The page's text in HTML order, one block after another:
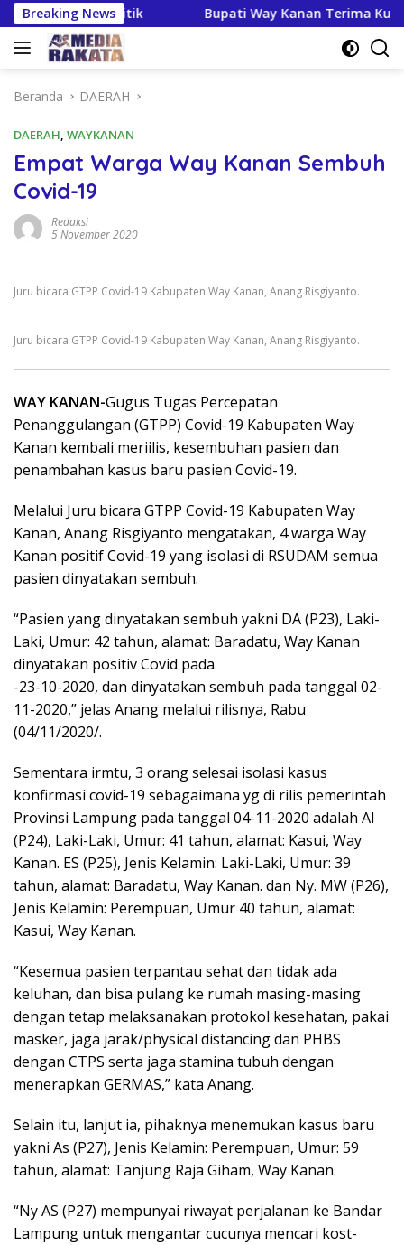
Langsung
ke
konten
Breaking News
Politik Bupati Way Kanan Terima Kunker
Beranda DAERAH
DAERAH, WAYKANAN
Empat Warga Way Kanan Sembuh
Covid-19
Redaksi
5 November 2020
Juru bicara GTPP Covid-19 Kabupaten Way Kanan, Anang Risgiyanto.
Juru bicara GTPP Covid-19 Kabupaten Way Kanan, Anang Risgiyanto.
WAY KANAN-Gugus Tugas Percepatan
Penanggulangan (GTPP) Covid-19 Kabupaten Way
Kanan kembali meriilis, kesembuhan pasien dan
penambahan kasus baru pasien Covid-19.
Melalui Juru bicara GTPP Covid-19 Kabupaten Way
Kanan, Anang Risgiyanto mengatakan, 4 warga Way
Kanan positif Covid-19 yang isolasi di RSUDAM semua
pasien dinyatakan sembuh.
“Pasien yang dinyatakan sembuh yakni DA (P23), Laki-
Laki, Umur: 42 tahun, alamat: Baradatu, Way Kanan
dinyatakan positiv Covid pada
-23-10-2020, dan dinyatakan sembuh pada tanggal 02-
11-2020,” jelas Anang melalui rilisnya, Rabu
(04/11/2020/.
Sementara irmtu, 3 orang selesai isolasi kasus
konfirmasi covid-19 sebagaimana yg di rilis pemerintah
Provinsi Lampung pada tanggal 04-11-2020 adalah AI
(P24), Laki-Laki, Umur: 41 tahun, alamat: Kasui, Way
Kanan. ES (P25), Jenis Kelamin: Laki-Laki, Umur: 39
tahun, alamat: Baradatu, Way Kanan. dan Ny. MW (P26),
Jenis Kelamin: Perempuan, Umur 40 tahun, alamat:
Kasui, Way Kanan.
“Kesemua pasien terpantau sehat dan tidak ada
keluhan, dan bisa pulang ke rumah masing-masing
dengan tetap melaksanakan protokol kesehatan, pakai
masker, jaga jarak/physical distancing dan PHBS
dengan CTPS serta jaga stamina tubuh dengan
menerapkan GERMAS,” kata Anang.
Selain itu, lanjut ia, pihaknya menemukan kasus baru
yakni As (P27), Jenis Kelamin: Perempuan, Umur: 59
tahun, alamat: Tanjung Raja Giham, Way Kanan.
“Ny AS (P27) mempunyai riwayat perjalanan ke Bandar
Lampung untuk mengantar cucunya mencari kost-